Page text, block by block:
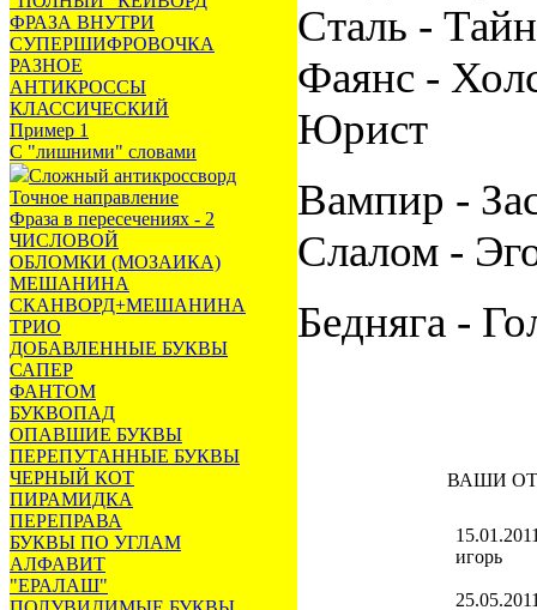
ФРАЗА ВНУТРИ
СУПЕРШИФРОВОЧКА
РАЗНОЕ
АНТИКРОССЫ
КЛАССИЧЕСКИЙ
Пример 1
С "лишними" словами
Сложный антикроссворд
Точное направление
Фраза в пересечениях - 2
ЧИСЛОВОЙ
ОБЛОМКИ (МОЗАИКА)
МЕШАНИНА
СКАНВОРД+МЕШАНИНА
ТРИО
ДОБАВЛЕННЫЕ БУКВЫ
САПЕР
ФАНТОМ
БУКВОПАД
ОПАВШИЕ БУКВЫ
ПЕРЕПУТАННЫЕ БУКВЫ
ЧЕРНЫЙ КОТ
ПИРАМИДКА
ПЕРЕПРАВА
БУКВЫ ПО УГЛАМ
АЛФАВИТ
"ЕРАЛАШ"
Сталь -
Фаянс -
Юрист
Вампир -
Слалом -
Бедняга -
ВАШИ
игорь